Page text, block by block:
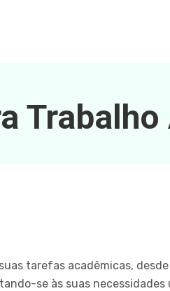
tarefas acadêmicas,
se às suas